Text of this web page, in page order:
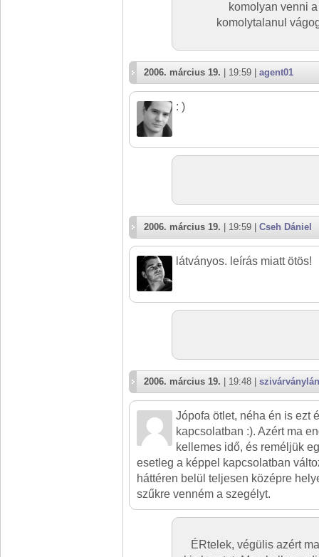
komolyan venni
komolytalanul
2006. március 19. | 19:59 | agent01
: )
2006. március 19. | 19:59 | Cseh Dániel
látványos. leírás miatt ötös!
2006. március 19. | 19:48 |
Jópofa ötlet, néha én is ezt
kapcsolatban :). Azért ma
kellemes idő, és reméljük
esetleg a képpel kapcsolatban
háttéren belül teljesen középre
szűkre venném a szegélyt.
ÉRtelek, végülis azért